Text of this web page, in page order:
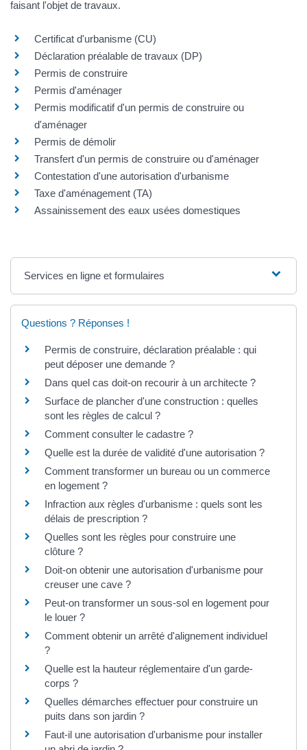
faisant l'objet de travaux.
Certificat d'urbanisme (CU)
Déclaration préalable de travaux (DP)
Permis de construire
Permis d'aménager
Permis modificatif d'un permis de construire ou
d'aménager
Permis de démolir
Transfert d'un permis de construire ou d'aménager
Contestation d'une autorisation d'urbanisme
Taxe d'aménagement (TA)
Assainissement des eaux usées domestiques
Services en ligne et formulaires
Questions ? Réponses !
Permis de construire, déclaration préalable : qui
peut déposer une demande ?
Dans quel cas doit-on recourir à un architecte ?
Surface de plancher d'une construction : quelles
sont les règles de calcul ?
Comment consulter le cadastre ?
Quelle est la durée de validité d'une autorisation ?
Comment transformer un bureau ou un commerce
en logement ?
Infraction aux règles d'urbanisme : quels sont les
délais de prescription ?
Quelles sont les règles pour construire une
clôture ?
Doit-on obtenir une autorisation d'urbanisme pour
creuser une cave ?
Peut-on transformer un sous-sol en logement pour
le louer ?
Comment obtenir un arrêté d'alignement individuel
?
Quelle est la hauteur réglementaire d'un garde-
corps ?
Quelles démarches effectuer pour construire un
puits dans son jardin ?
Faut-il une autorisation d'urbanisme pour installer